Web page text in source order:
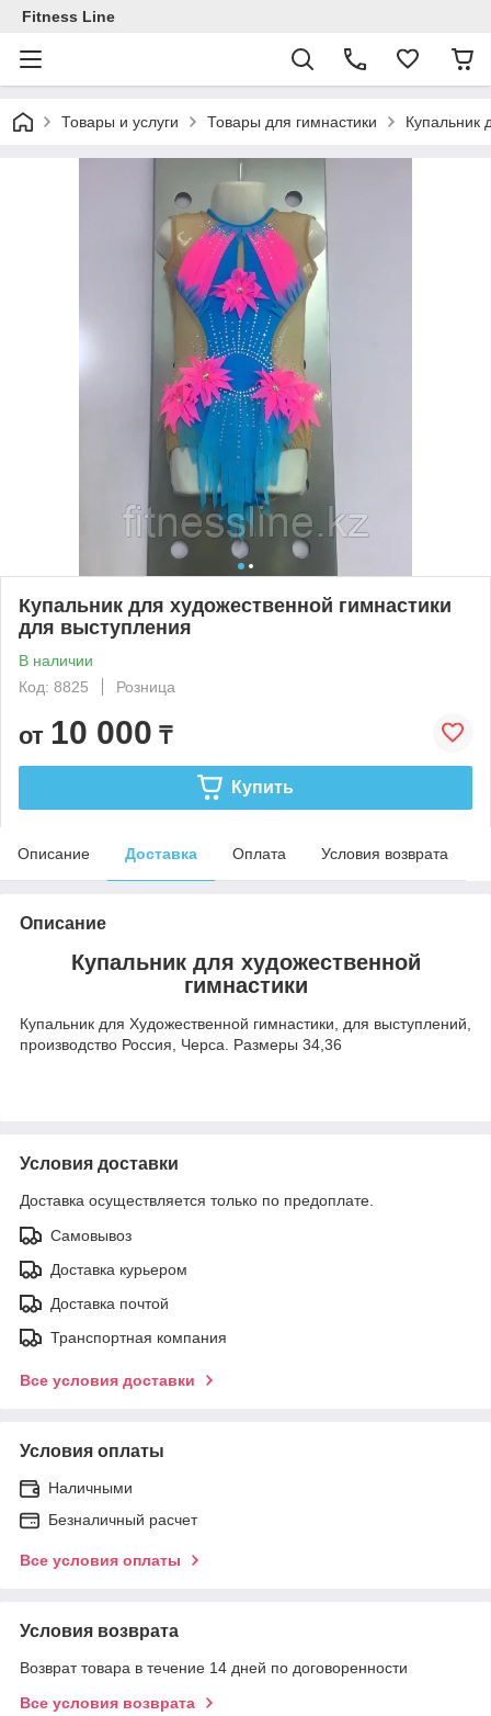
Fitness Line
Товары и услуги Товары для гимнастики Купальник
Купальник для художественной гимнастики
для выступления
В наличии
Код: 8825
Розница
от 10 000 ₸
Купить
Описание Доставка Оплата Условия возврата
Описание
Купальник для художественной
гимнастики
Купальник для Художественной гимнастики, для выступлений,
производство Россия, Черса. Размеры 34,36
Условия доставки
Доставка осуществляется только по предоплате.
Самовывоз
Доставка курьером
Доставка почтой
Транспортная компания
Все условия доставки
Условия оплаты
Наличными
Безналичный расчет
Все условия оплаты
Условия возврата
Возврат товара в течение 14 дней по договоренности
Все условия возврата